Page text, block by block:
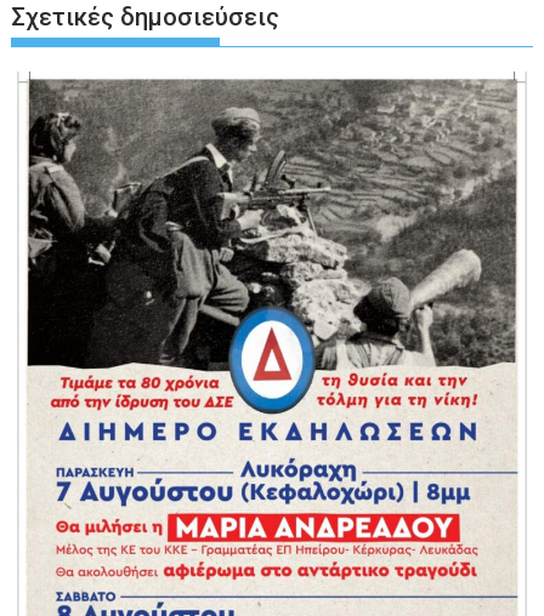
Σχετικές δημοσιεύσεις